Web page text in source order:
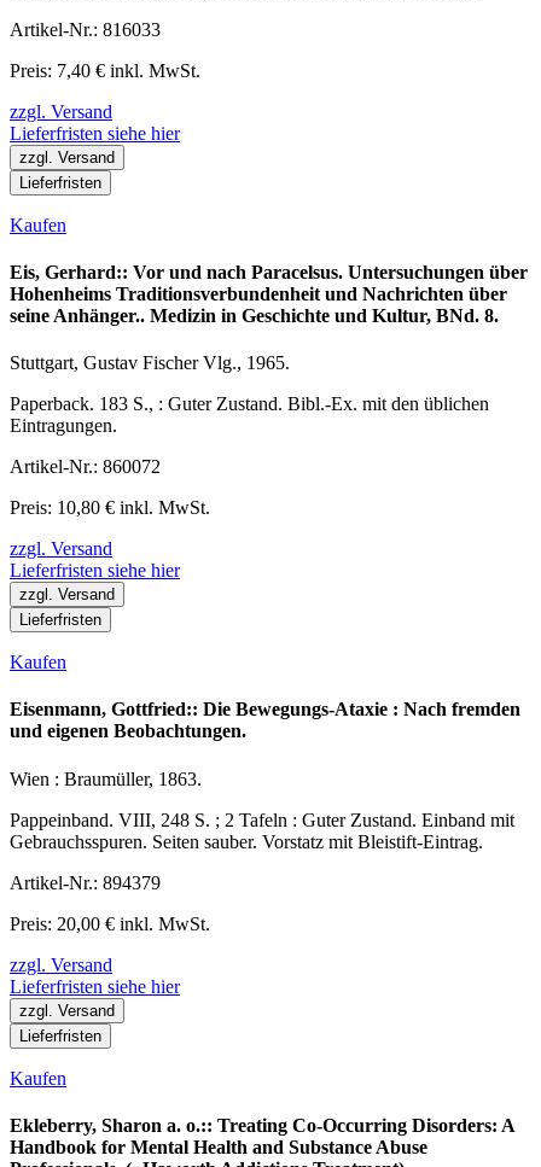
Artikel-Nr.: 816033
Preis: 7,40 € inkl. MwSt.
zzgl. Versand
Lieferfristen siehe hier
zzgl. Versand
Lieferfristen
Kaufen
Eis, Gerhard:: Vor und nach Paracelsus. Untersuchungen über
Hohenheims Traditionsverbundenheit und Nachrichten über
seine Anhänger.. Medizin in Geschichte und Kultur, BNd. 8.
Stuttgart, Gustav Fischer Vlg., 1965.
Paperback. 183 S., : Guter Zustand. Bibl.-Ex. mit den üblichen
Eintragungen.
Artikel-Nr.: 860072
Preis: 10,80 € inkl. MwSt.
zzgl. Versand
Lieferfristen siehe hier
zzgl. Versand
Lieferfristen
Kaufen
Eisenmann, Gottfried:: Die Bewegungs-Ataxie : Nach fremden
und eigenen Beobachtungen.
Wien : Braumüller, 1863.
Pappeinband. VIII, 248 S. ; 2 Tafeln : Guter Zustand. Einband mit
Gebrauchsspuren. Seiten sauber. Vorstatz mit Bleistift-Eintrag.
Artikel-Nr.: 894379
Preis: 20,00 € inkl. MwSt.
zzgl. Versand
Lieferfristen siehe hier
zzgl. Versand
Lieferfristen
Kaufen
Ekleberry, Sharon a. o.:: Treating Co-Occurring Disorders: A
Handbook for Mental Health and Substance Abuse